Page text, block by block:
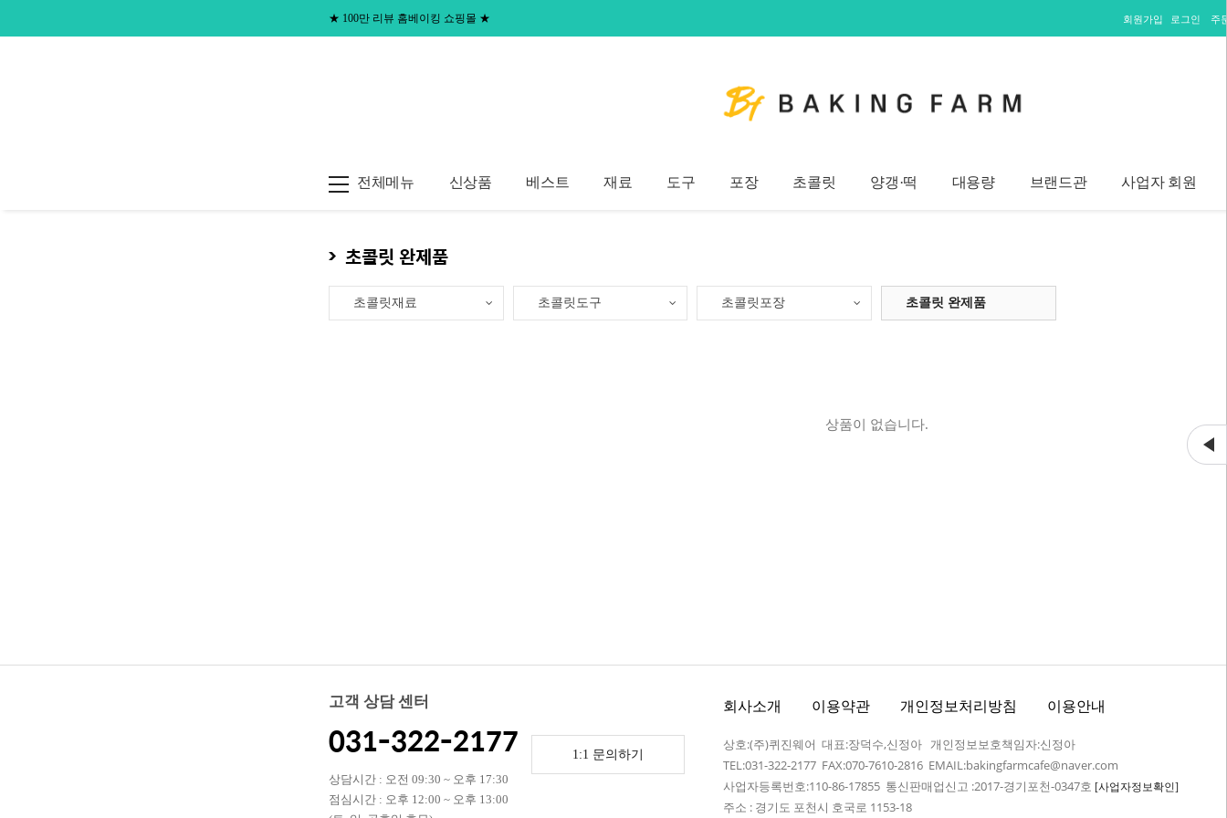
★ 100만 리뷰 홈베이킹 쇼핑몰 ★ 회원가입 로그인 주
전체메뉴 신상품 베스트 재료 도구 포장 초콜릿 양갱·떡 대용량 브랜드관 사업자 회원
초콜릿 완제품
초콜릿재료 초콜릿도구 초콜릿포장 초콜릿 완제품
상품이 없습니다.
고객 상담 센터
031-322-2177
상담시간 : 오전 09:30 ~ 오후 17:30
점심시간 : 오후 12:00 ~ 오후 13:00
1:1 문의하기
회사소개 이용약관 개인정보처리방침 이용안내
상호:(주)퀴진웨어 대표:장덕수,신정아 개인정보보호책임자:신정아
TEL:031-322-2177 FAX:070-7610-2816 EMAIL:bakingfarmcafe@naver.com
사업자등록번호:110-86-17855 통신판매업신고 :2017-경기포천-0347호 [사업자정보확인]
주소 : 경기도 포천시 호국로 1153-18